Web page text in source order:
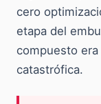
cero
etapa del
compuesto
catastrófica.